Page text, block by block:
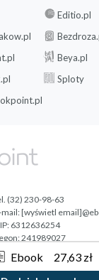
Ebook 27,63 zł
Editio.pl
Beya.pl
Sploty
(32) 230-98-63
mail:[wyświetl
6312636254
241989027